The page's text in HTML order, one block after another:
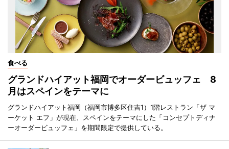
食べる
グランドハイアット福岡でオーダービュッフェ 8
月はスペインをテーマに
グランドハイアット福岡（福岡市博多区住吉1）1階レストラン「ザ マ
ーケット エフ」が現在、スペインをテーマにした「コンセプトディナ
ーオーダービュッフェ」を期間限定で提供している。